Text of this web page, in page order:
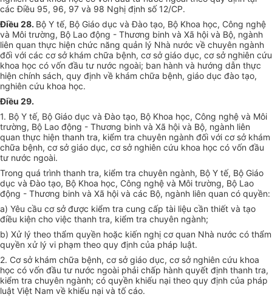
các Điều 95, 96, 97 và 98 Nghị định số 12/CP.
Điều 28. Bộ Y tế, Bộ Giáo dục và Đào tạo, Bộ Khoa học, Công nghệ
và Môi trường, Bộ Lao động - Thương binh và Xã hội và Bộ, ngành
liên quan thực hiện chức năng quản lý Nhà nước về chuyên ngành
đối với các cơ sở khám chữa bệnh, cơ sở giáo dục, cơ sở nghiên cứu
khoa học có vốn đầu tư nước ngoài; ban hành và hướng dẫn thực
hiện chính sách, quy định về khám chữa bệnh, giáo dục đào tạo,
nghiên cứu khoa học.
Điều 29.
1. Bộ Y tế, Bộ Giáo dục và Đào tạo, Bộ Khoa học, Công nghệ và Môi
trường, Bộ Lao động - Thương binh và Xã hội và Bộ, ngành liên
quan thực hiện thanh tra, kiểm tra chuyên ngành đối với cơ sở khám
chữa bệnh, cơ sở giáo dục, cơ sở nghiên cứu khoa học có vốn đầu
tư nước ngoài.
Trong quá trình thanh tra, kiểm tra chuyên ngành, Bộ Y tế, Bộ Giáo
dục và Đào tạo, Bộ Khoa học, Công nghệ và Môi trường, Bộ Lao
động - Thương binh và Xã hội và các Bộ, ngành liên quan có quyền:
a) Yêu cầu cơ sở được kiểm tra cung cấp tài liệu cần thiết và tạo
điều kiện cho việc thanh tra, kiểm tra chuyên ngành;
b) Xử lý theo thẩm quyền hoặc kiến nghị cơ quan Nhà nước có thẩm
quyền xử lý vi phạm theo quy định của pháp luật.
2. Cơ sở khám chữa bệnh, cơ sở giáo dục, cơ sở nghiên cứu khoa
học có vốn đầu tư nước ngoài phải chấp hành quyết định thanh tra,
kiểm tra chuyên ngành; có quyền khiếu nại theo quy định của pháp
luật Việt Nam về khiếu nại và tố cáo.